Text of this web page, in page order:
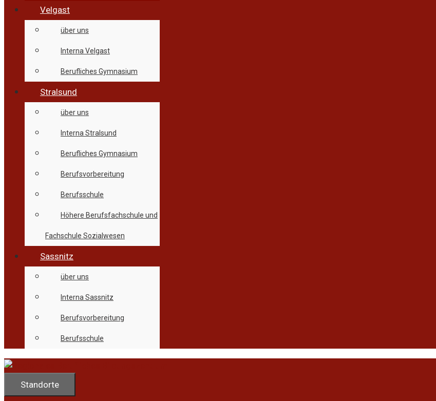
Velgast
über uns
Interna Velgast
Berufliches Gymnasium
Stralsund
über uns
Interna Stralsund
Berufliches Gymnasium
Berufsvorbereitung
Berufsschule
Höhere Berufsfachschule und
Fachschule Sozialwesen
Sassnitz
über uns
Interna Sassnitz
Berufsvorbereitung
Berufsschule
Standorte